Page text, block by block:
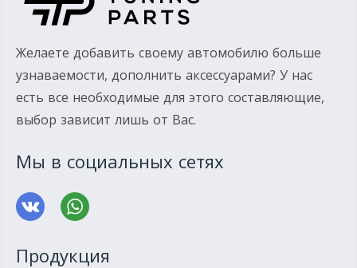
Желаете добавить своему автомобилю больше
узнаваемости, дополнить аксессуарами? У нас
есть все необходимые для этого составляющие,
выбор зависит лишь от Вас.
Мы в социальных сетях
Продукция